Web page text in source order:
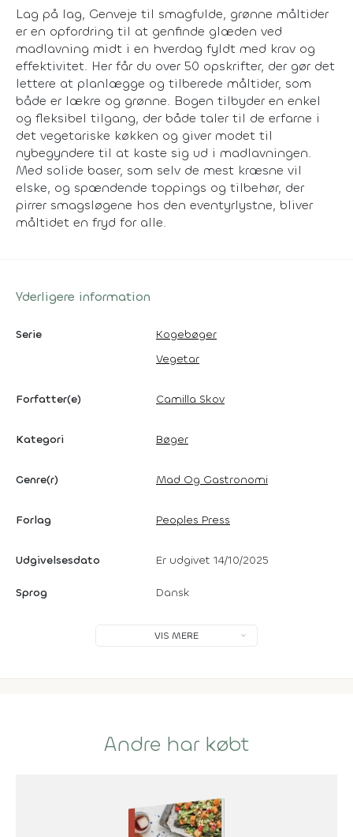
Lag på lag, Genveje til smagfulde, grønne måltider
er en opfordring til at genfinde glæden ved
madlavning midt i en hverdag fyldt med krav og
effektivitet. Her får du over 50 opskrifter, der gør det
lettere at planlægge og tilberede måltider, som
både er lækre og grønne. Bogen tilbyder en enkel
og fleksibel tilgang, der både taler til de erfarne i
det vegetariske køkken og giver modet til
nybegyndere til at kaste sig ud i madlavningen.
Med solide baser, som selv de mest kræsne vil
elske, og spændende toppings og tilbehør, der
pirrer smagsløgene hos den eventyrlystne, bliver
måltidet en fryd for alle.
Yderligere information
Serie
Kogebøger
Vegetar
Forfatter(e) Camilla Skov
Kategori Bøger
Genre(r) Mad Og Gastronomi
Forlag Peoples Press
Udgivelsesdato Er udgivet 14/10/2025
Sprog Dansk
VIS MERE
Andre har købt